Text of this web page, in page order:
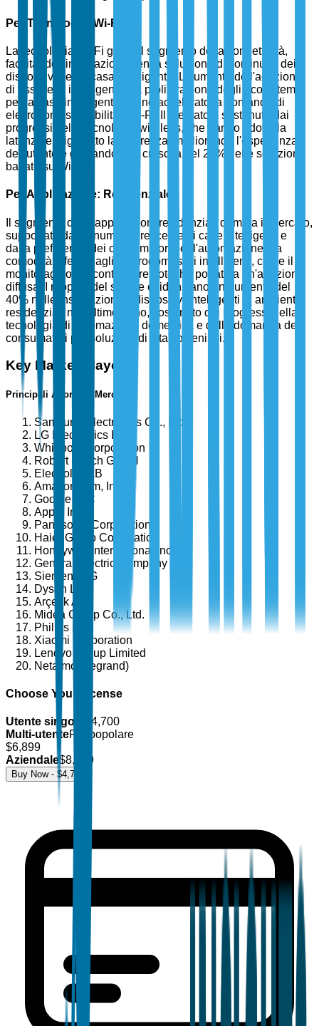
Per Tecnologia: Wi-Fi
La tecnologia Wi-Fi guida il segmento della connettività,
facilitando l'integrazione senza soluzione di continuità dei
dispositivi per la casa intelligente. L'aumento dell'adozione
di assistenti intelligenti e la proliferazione degli ecosistemi
per la casa intelligente hanno accelerato la domanda di
elettrodomestici abilitati Wi-Fi. Il mercato è sostenuto dai
progressi nella tecnologia wireless, che hanno ridotto la
latenza e migliorato la sicurezza, migliorando l'esperienza
dell'utente e guidando una crescita del 28% nelle soluzioni
basate su Wi-Fi.
Per Applicazione: Residenziale
Il segmento delle applicazioni residenziali domina il mercato,
supportato da un numero crescente di case intelligenti e
dalla preferenza dei consumatori per l'automazione. La
comodità offerta dagli elettrodomestici intelligenti, come il
monitoraggio e il controllo remoto, ha portato a un'adozione
diffusa. I rapporti del settore evidenziano un aumento del
40% nelle installazioni di dispositivi intelligenti in ambienti
residenziali nell'ultimo anno, sostenuto dai progressi nella
tecnologia di automazione domestica e dalla domanda dei
consumatori per soluzioni di vita sostenibili.
Key Market Players
Principali Attori del Mercato
Samsung Electronics Co., Ltd.
LG Electronics Inc.
Whirlpool Corporation
Robert Bosch GmbH
Electrolux AB
Amazon.com, Inc.
Google LLC
Apple Inc.
Panasonic Corporation
Haier Group Corporation
Honeywell International Inc.
General Electric Company
Siemens AG
Dyson Ltd.
Arçelik A.Ş.
Midea Group Co., Ltd.
Philips N.V.
Xiaomi Corporation
Lenovo Group Limited
Netatmo (Legrand)
Choose Your License
Utente singolo
4,700
Multi-utentePiù popolare
$6,899
Aziendale$8,499
Buy Now - $4,700